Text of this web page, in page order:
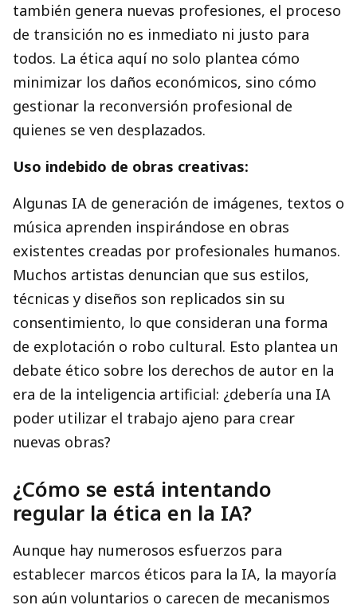
también genera nuevas profesiones, el proceso
de transición no es inmediato ni justo para
todos. La ética aquí no solo plantea cómo
minimizar los daños económicos, sino cómo
gestionar la reconversión profesional de
quienes se ven desplazados.
Uso indebido de obras creativas:
Algunas IA de generación de imágenes, textos o
música aprenden inspirándose en obras
existentes creadas por profesionales humanos.
Muchos artistas denuncian que sus estilos,
técnicas y diseños son replicados sin su
consentimiento, lo que consideran una forma
de explotación o robo cultural. Esto plantea un
debate ético sobre los derechos de autor en la
era de la inteligencia artificial: ¿debería una IA
poder utilizar el trabajo ajeno para crear
nuevas obras?
¿Cómo se está intentando
regular la ética en la IA?
Aunque hay numerosos esfuerzos para
establecer marcos éticos para la IA, la mayoría
son aún voluntarios o carecen de mecanismos